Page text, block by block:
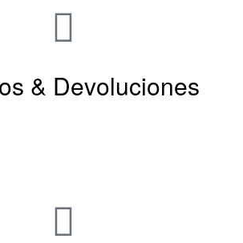
& Devoluciones